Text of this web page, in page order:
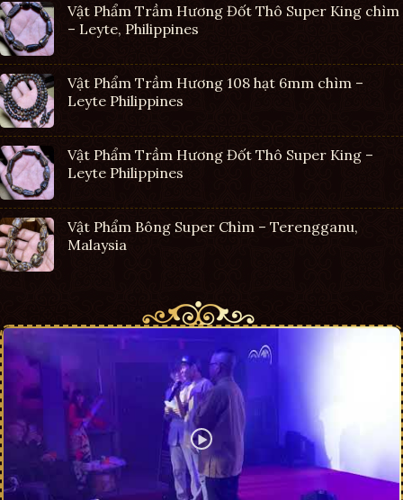
Vật Phẩm Trầm Hương Đốt Thô Super King chìm
– Leyte, Philippines
Vật Phẩm Trầm Hương 108 hạt 6mm chìm –
Leyte Philippines
Vật Phẩm Trầm Hương Đốt Thô Super King –
Leyte Philippines
Vật Phẩm Bông Super Chìm – Terengganu,
Malaysia